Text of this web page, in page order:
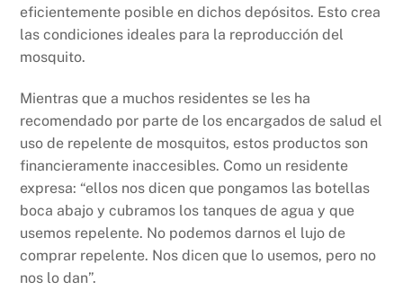
eficientemente posible en dichos depósitos. Esto crea
las condiciones ideales para la reproducción del
mosquito.
Mientras que a muchos residentes se les ha
recomendado por parte de los encargados de salud el
uso de repelente de mosquitos, estos productos son
financieramente inaccesibles. Como un residente
expresa: “ellos nos dicen que pongamos las botellas
boca abajo y cubramos los tanques de agua y que
usemos repelente. No podemos darnos el lujo de
comprar repelente. Nos dicen que lo usemos, pero no
nos lo dan”.